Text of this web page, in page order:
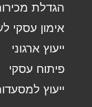
הגדלת
אימון עסקי
ייעוץ ארגוני
פיתוח עסקי
ייעוץ